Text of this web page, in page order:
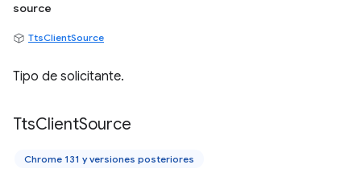
source
TtsClientSource
Tipo de solicitante.
TtsClientSource
Chrome 131 y versiones posteriores